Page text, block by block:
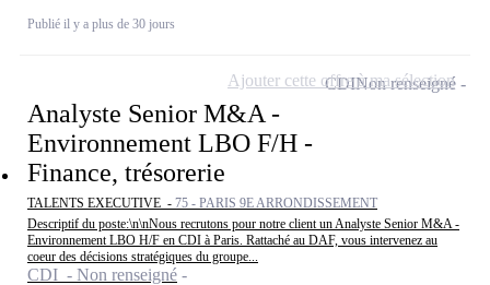
Publié il y a plus de 30 jours
Analyste Senior M&A -
Environnement LBO F/H -
Finance, trésorerie
TALENTS EXECUTIVE - 75 - PARIS 9E ARRONDISSEMENT
Descriptif du poste:\n\nNous recrutons pour notre client un Analyste Senior M&A -
Environnement LBO H/F en CDI à Paris. Rattaché au DAF, vous intervenez au
coeur des décisions stratégiques du groupe...
CDI - Non renseigné
CDINon renseigné
Ajouter cette offre à ma sélection